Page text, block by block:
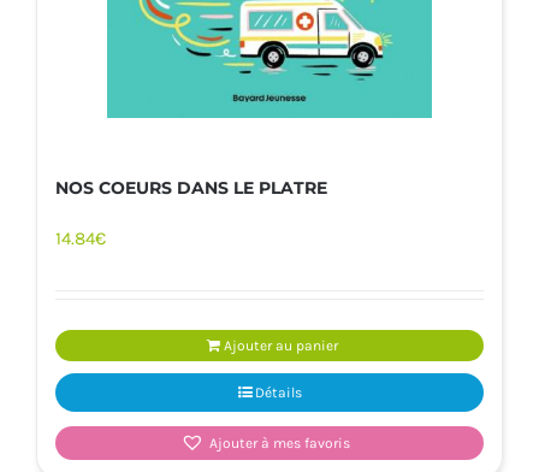
NOS COEURS DANS LE PLATRE
14.84€
Ajouter au panier
Détails
Ajouter à mes favoris